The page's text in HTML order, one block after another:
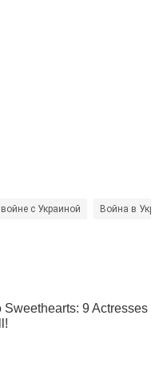
с Украиной Война в